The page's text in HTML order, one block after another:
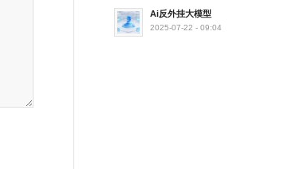
Ai反外挂大模型
2025-07-22 - 09:04